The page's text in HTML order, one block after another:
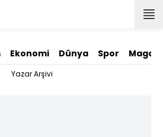
Ekonomi Dünya Spor
Yazar Arşivi